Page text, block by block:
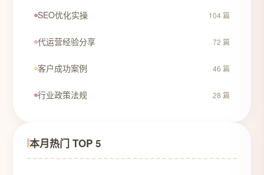
SEO优化实操 104 篇
代运营经验分享 72 篇
客户成功案例 46 篇
行业政策法规 28 篇
本月热门 TOP 5